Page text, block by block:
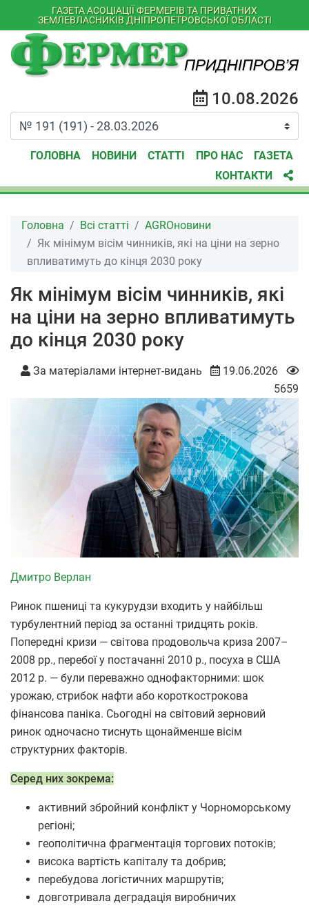
ГАЗЕТА АСОЦІАЦІЇ ФЕРМЕРІВ ТА ПРИВАТНИХ
ЗЕМЛЕВЛАСНИКІВ ДНІПРОПЕТРОВСЬКОЇ ОБЛАСТІ
10.08.2026
ГОЛОВНА НОВИНИ СТАТТІ ПРО НАС
ГАЗЕТА
КОНТАКТИ
Головна Всі статті
AGROновини
Як мінімум вісім чинників, які на ціни на зерно
впливатимуть до кінця 2030 року
Як мінімум вісім чинників, які
на ціни на зерно впливатимуть
до кінця 2030 року
За матеріалами інтернет-видань
19.06.2026
5659
Дмитро Верлан
Ринок пшениці та кукурудзи входить у найбільш
турбулентний період за останні тридцять років.
Попередні кризи — світова продовольча криза 2007–
2008 рр., перебої у постачанні 2010 р., посуха в США
2012 р. — були переважно однофакторними: шок
урожаю, стрибок нафти або короткострокова
фінансова паніка. Сьогодні на світовий зерновий
ринок одночасно тиснуть щонайменше вісім
структурних факторів.
Серед них зокрема:
активний збройний конфлікт у Чорноморському
регіоні;
геополітична фрагментація торгових потоків;
висока вартість капіталу та добрив;
перебудова логістичних маршрутів;
довготривала деградація виробничих